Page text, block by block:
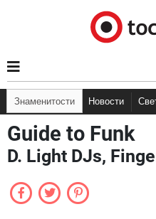
Знаменитости Новости
Guide to Funk
D. Light DJs,